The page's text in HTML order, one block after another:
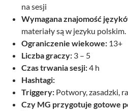
na sesji
Wymagana znajomość
materiały są w jezyku polskim.
Ograniczenie wiekowe: 13+
Liczba graczy: 3 – 5
Czas trwania sesji:4 h
Hashtagi:
Triggery: Potwory, zasadzki,
Czy MG przygotuje gotowe